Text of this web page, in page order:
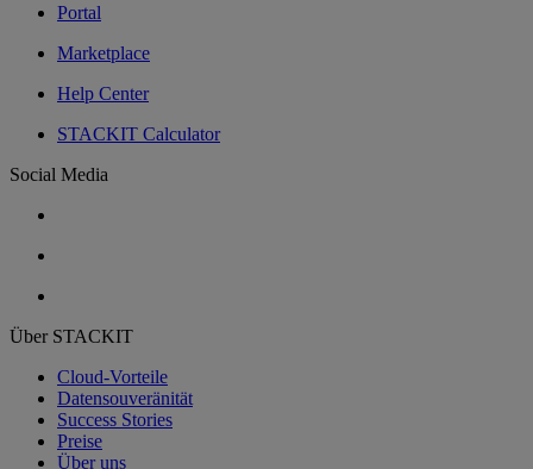
Portal
Marketplace
Help Center
STACKIT Calculator
Social Media
Über STACKIT
Cloud-Vorteile
Datensouveränität
Success Stories
Preise
Über uns